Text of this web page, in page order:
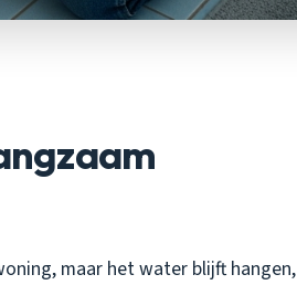
maar het water blijft hangen,